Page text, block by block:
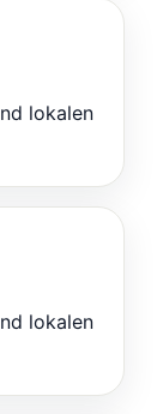
lokalen
lokalen